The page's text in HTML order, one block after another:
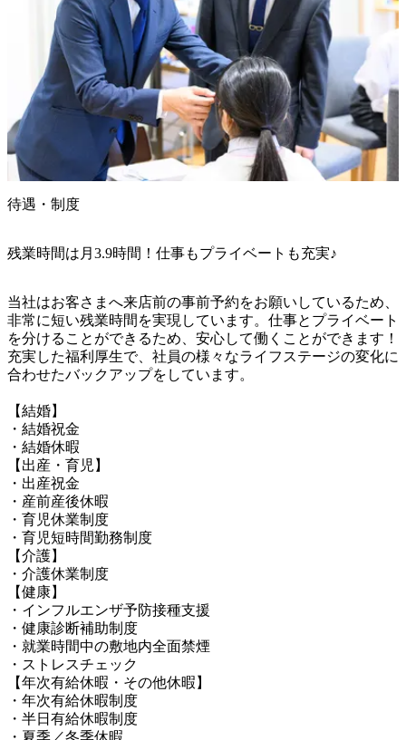
待遇・制度
残業時間は月3.9時間！仕事もプライベートも充実♪
当社はお客さまへ来店前の事前予約をお願いしているため、
非常に短い残業時間を実現しています。仕事とプライベート
を分けることができるため、安心して働くことができます！
充実した福利厚生で、社員の様々なライフステージの変化に
合わせたバックアップをしています。
【結婚】
・結婚祝金
・結婚休暇
【出産・育児】
・出産祝金
・産前産後休暇
・育児休業制度
・育児短時間勤務制度
【介護】
・介護休業制度
【健康】
・インフルエンザ予防接種支援
・健康診断補助制度
・就業時間中の敷地内全面禁煙
・ストレスチェック
【年次有給休暇・その他休暇】
・年次有給休暇制度
・半日有給休暇制度
・夏季／冬季休暇